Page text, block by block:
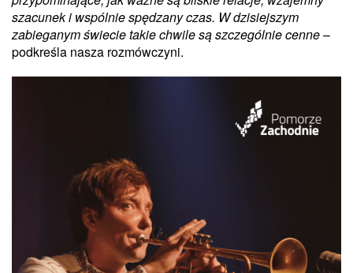
szacunek i wspólnie spędzany czas. W dzisiejszym
zabieganym świecie takie chwile są szczególnie cenne–
podkreśla nasza rozmówczyni.